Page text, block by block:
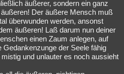
äußerer, sondern ein ganz
Der äußere Mensch muß
überwunden werden, ansonst
äußeren! Laß darum nun deiner
einen Zaum anlegen, auf
der Seele fähig
und unlauter es noch aussieht